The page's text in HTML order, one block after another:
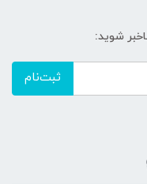
شوید:
ثبت‌نام